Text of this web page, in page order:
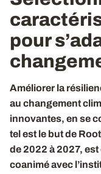
pour
Améliorer la
au changement
innovantes, en se
tel est le but de
de 2022 à 2027,
coanimé avec